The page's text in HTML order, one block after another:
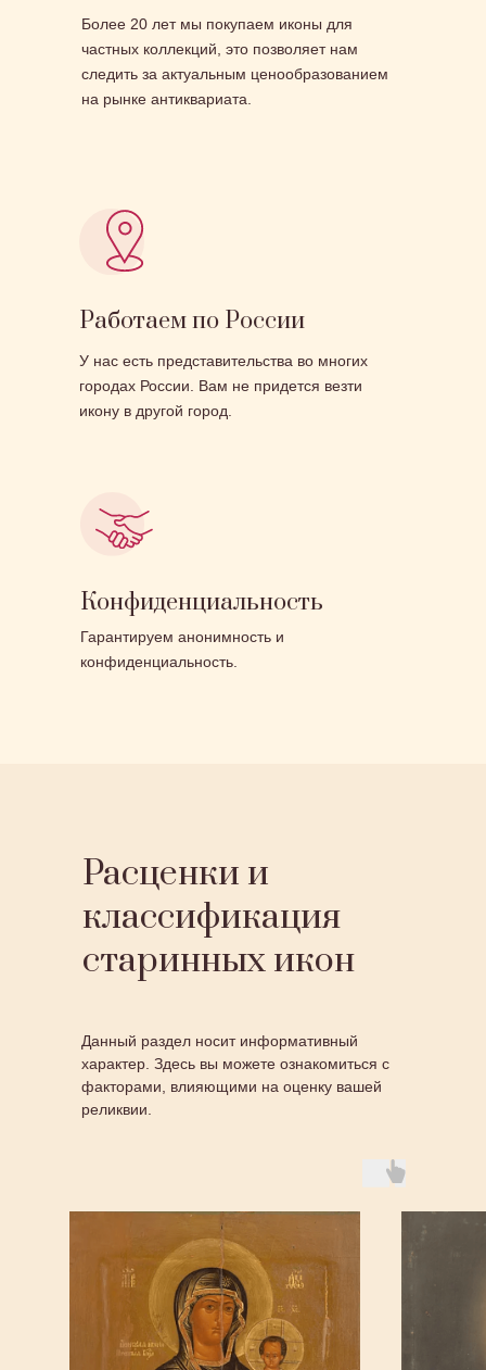
Более 20 лет мы покупаем иконы для
частных коллекций, это позволяет нам
следить за актуальным ценообразованием
на рынке антиквариата.
Конфиденциальность
Гарантируем анонимность и
конфиденциальность.
Работаем по России
У нас есть представительства во многих
городах России. Вам не придется везти
икону в другой город.
Расценки и
классификация
старинных икон
Данный раздел носит информативный
характер. Здесь вы можете ознакомиться с
факторами, влияющими на оценку вашей
реликвии.